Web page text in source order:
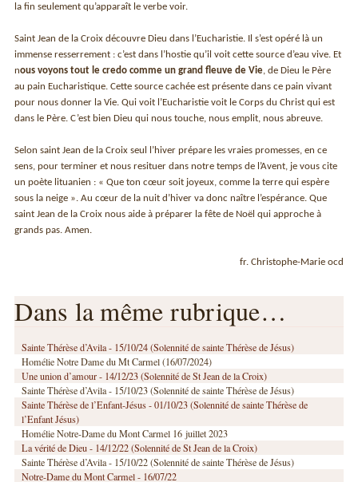
la fin seulement qu’apparaît le verbe voir.
Saint Jean de la Croix découvre Dieu dans l’Eucharistie. Il s’est opéré là un
immense resserrement : c’est dans l’hostie qu’il voit cette source d’eau vive. Et
nous voyons tout le credo comme un grand fleuve de Vie, de Dieu le Père
au pain Eucharistique. Cette source cachée est présente dans ce pain vivant
pour nous donner la Vie. Qui voit l’Eucharistie voit le Corps du Christ qui est
dans le Père. C’est bien Dieu qui nous touche, nous emplit, nous abreuve.
Selon saint Jean de la Croix seul l’hiver prépare les vraies promesses, en ce
sens, pour terminer et nous resituer dans notre temps de l’Avent, je vous cite
un poète lituanien : « Que ton cœur soit joyeux, comme la terre qui espère
sous la neige ». Au cœur de la nuit d’hiver va donc naître l’espérance. Que
saint Jean de la Croix nous aide à préparer la fête de Noël qui approche à
grands pas. Amen.
fr. Christophe-Marie ocd
Dans la même rubrique…
Sainte Thérèse d’Avila - 15/10/24 (Solennité de sainte Thérèse de Jésus)
Homélie Notre Dame du Mt Carmel (16/07/2024)
Une union d’amour - 14/12/23 (Solennité de St Jean de la Croix)
Sainte Thérèse d’Avila - 15/10/23 (Solennité de sainte Thérèse de Jésus)
Sainte Thérèse de l’Enfant-Jésus - 01/10/23 (Solennité de sainte Thérèse de
l’Enfant Jésus)
Homélie Notre-Dame du Mont Carmel 16 juillet 2023
La vérité de Dieu - 14/12/22 (Solennité de St Jean de la Croix)
Sainte Thérèse d’Avila - 15/10/22 (Solennité de sainte Thérèse de Jésus)
Notre-Dame du Mont Carmel - 16/07/22